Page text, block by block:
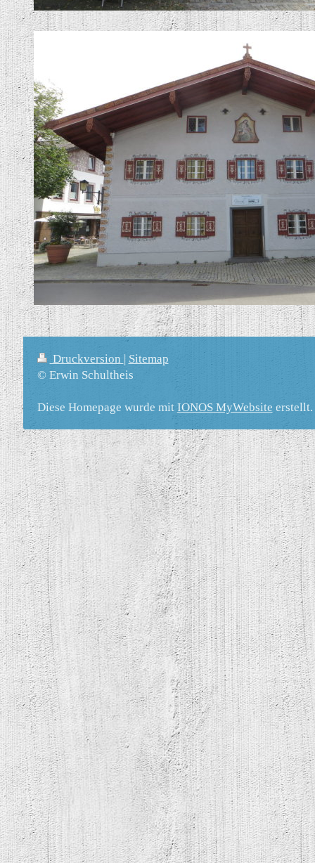
Druckversion | Sitemap
© Erwin Schultheis
Diese Homepage wurde mit IONOS MyWebsite erstellt.